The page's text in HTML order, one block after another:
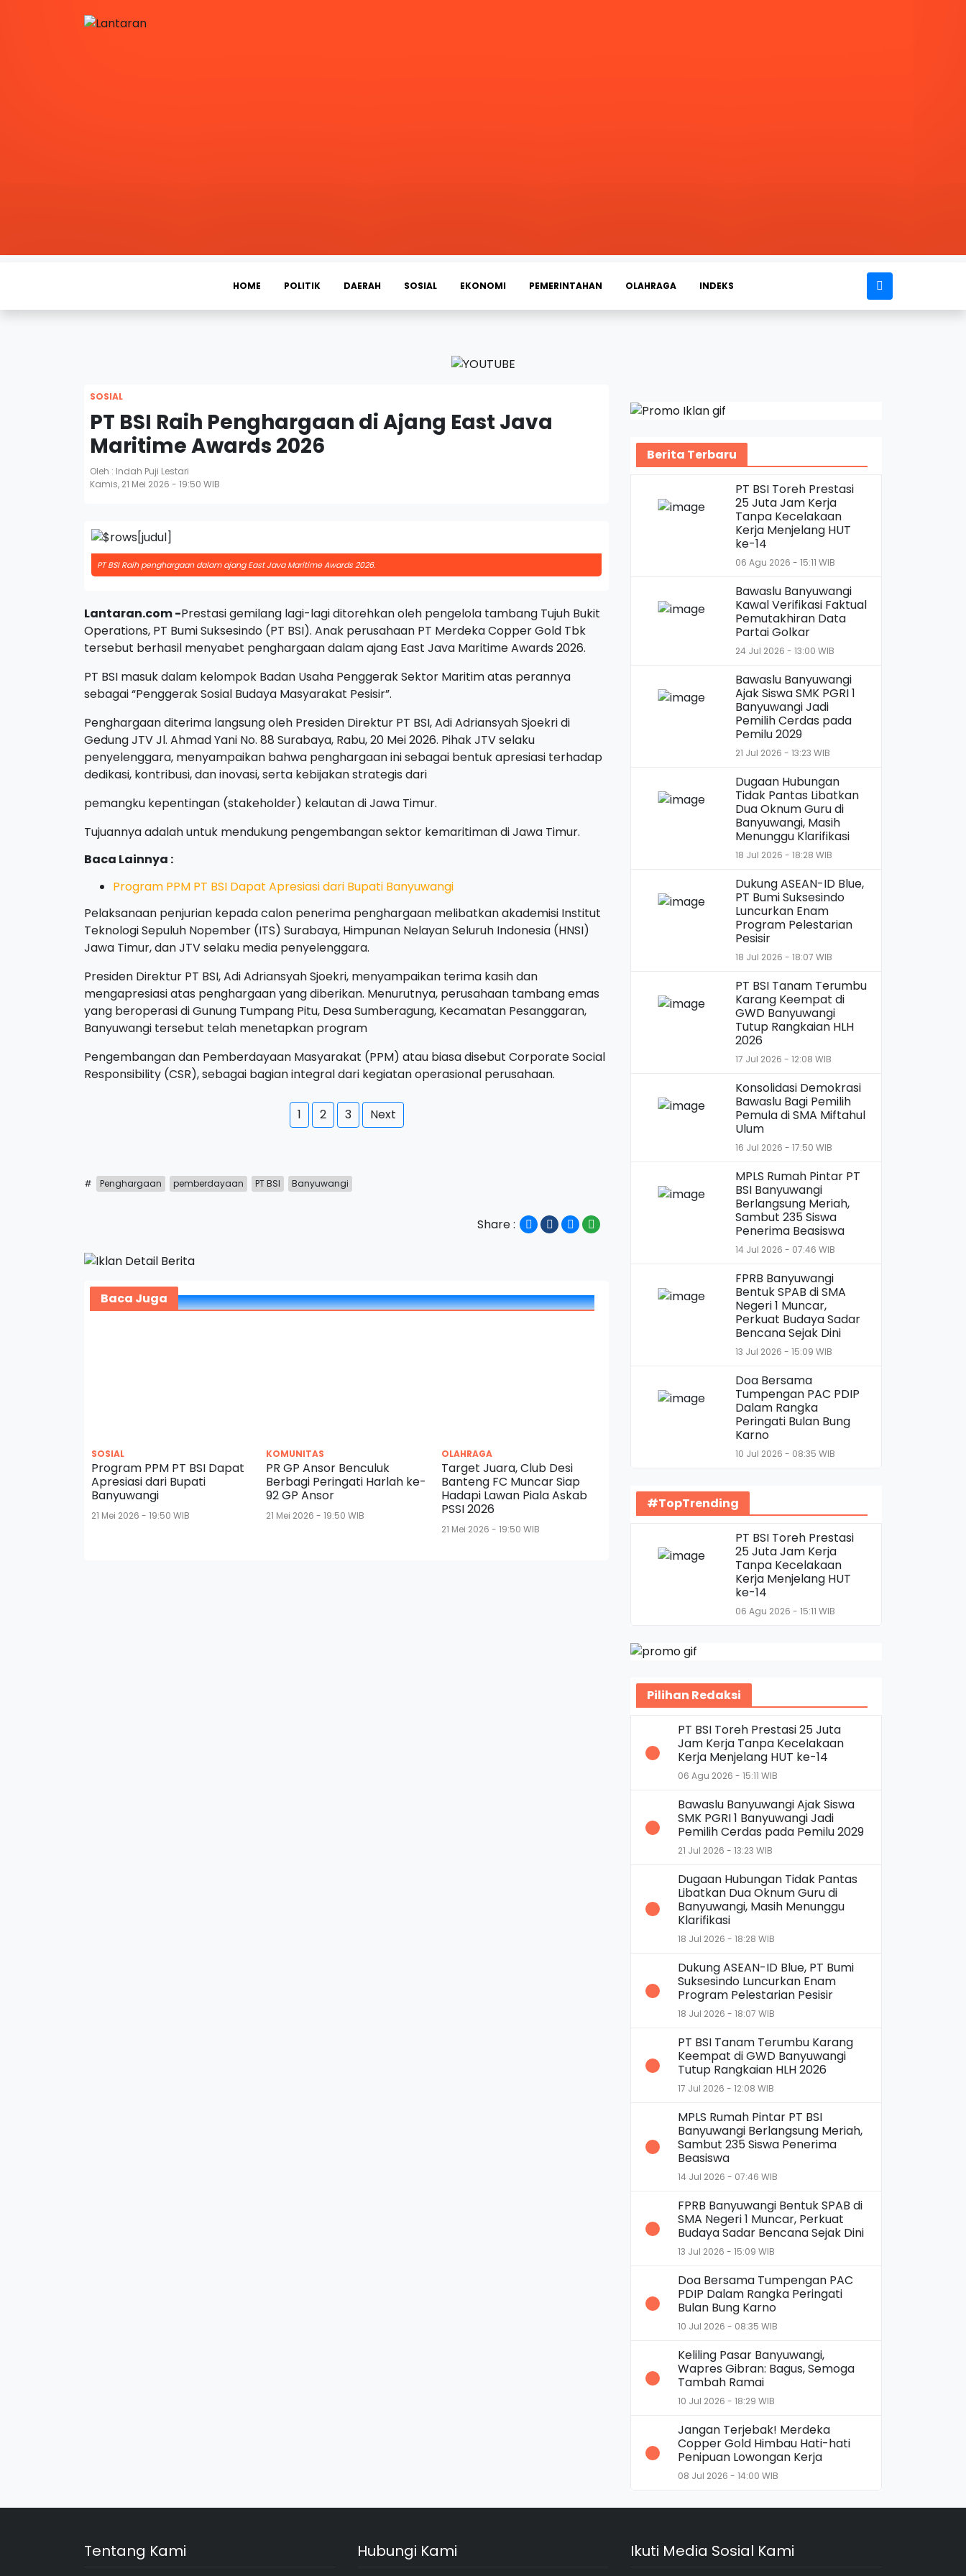
HOME POLITIK DAERAH SOSIAL EKONOMI PEMERINTAHAN OLAHRAGA INDEKS
SOSIAL
PT BSI Raih Penghargaan di Ajang East Java
Maritime Awards 2026
Oleh : Indah Puji Lestari
Kamis, 21 Mei 2026 - 19:50 WIB
PT BSI Raih penghargaan dalam ajang East Java Maritime Awards 2026.
Lantaran.com -Prestasi gemilang lagi-lagi ditorehkan oleh pengelola tambang Tujuh Bukit
Operations, PT Bumi Suksesindo (PT BSI). Anak perusahaan PT Merdeka Copper Gold Tbk
tersebut berhasil menyabet penghargaan dalam ajang East Java Maritime Awards 2026.
PT BSI masuk dalam kelompok Badan Usaha Penggerak Sektor Maritim atas perannya
sebagai “Penggerak Sosial Budaya Masyarakat Pesisir”.
Penghargaan diterima langsung oleh Presiden Direktur PT BSI, Adi Adriansyah Sjoekri di
Gedung JTV Jl. Ahmad Yani No. 88 Surabaya, Rabu, 20 Mei 2026. Pihak JTV selaku
penyelenggara, menyampaikan bahwa penghargaan ini sebagai bentuk apresiasi terhadap
dedikasi, kontribusi, dan inovasi, serta kebijakan strategis dari
pemangku kepentingan (stakeholder) kelautan di Jawa Timur.
Tujuannya adalah untuk mendukung pengembangan sektor kemaritiman di Jawa Timur.
Baca Lainnya :
Program PPM PT BSI Dapat Apresiasi dari Bupati Banyuwangi
Pelaksanaan penjurian kepada calon penerima penghargaan melibatkan akademisi Institut
Teknologi Sepuluh Nopember (ITS) Surabaya, Himpunan Nelayan Seluruh Indonesia (HNSI)
Jawa Timur, dan JTV selaku media penyelenggara.
Presiden Direktur PT BSI, Adi Adriansyah Sjoekri, menyampaikan terima kasih dan
mengapresiasi atas penghargaan yang diberikan. Menurutnya, perusahaan tambang emas
yang beroperasi di Gunung Tumpang Pitu, Desa Sumberagung, Kecamatan Pesanggaran,
Banyuwangi tersebut telah menetapkan program
Pengembangan dan Pemberdayaan Masyarakat (PPM) atau biasa disebut Corporate Social
Responsibility (CSR), sebagai bagian integral dari kegiatan operasional perusahaan.
1 2 3 Next
# Penghargaan pemberdayaan PT BSI Banyuwangi
Share :
Baca Juga
SOSIAL
Program PPM PT BSI Dapat
Apresiasi dari Bupati
Banyuwangi
21 Mei 2026 - 19:50 WIB
KOMUNITAS
PR GP Ansor Benculuk
Berbagi Peringati Harlah ke-
92 GP Ansor
21 Mei 2026 - 19:50 WIB
OLAHRAGA
Target Juara, Club Desi
Banteng FC Muncar Siap
Hadapi Lawan Piala Askab
PSSI 2026
21 Mei 2026 - 19:50 WIB
Berita Terbaru
PT BSI Toreh Prestasi
25 Juta Jam Kerja
Tanpa Kecelakaan
Kerja Menjelang HUT
ke-14
06 Agu 2026 - 15:11 WIB
Bawaslu Banyuwangi
Kawal Verifikasi Faktual
Pemutakhiran Data
Partai Golkar
24 Jul 2026 - 13:00 WIB
Bawaslu Banyuwangi
Ajak Siswa SMK PGRI 1
Banyuwangi Jadi
Pemilih Cerdas pada
Pemilu 2029
21 Jul 2026 - 13:23 WIB
Dugaan Hubungan
Tidak Pantas Libatkan
Dua Oknum Guru di
Banyuwangi, Masih
Menunggu Klarifikasi
18 Jul 2026 - 18:28 WIB
Dukung ASEAN-ID Blue,
PT Bumi Suksesindo
Luncurkan Enam
Program Pelestarian
Pesisir
18 Jul 2026 - 18:07 WIB
PT BSI Tanam Terumbu
Karang Keempat di
GWD Banyuwangi
Tutup Rangkaian HLH
2026
17 Jul 2026 - 12:08 WIB
Konsolidasi Demokrasi
Bawaslu Bagi Pemilih
Pemula di SMA Miftahul
Ulum
16 Jul 2026 - 17:50 WIB
MPLS Rumah Pintar PT
BSI Banyuwangi
Berlangsung Meriah,
Sambut 235 Siswa
Penerima Beasiswa
14 Jul 2026 - 07:46 WIB
FPRB Banyuwangi
Bentuk SPAB di SMA
Negeri 1 Muncar,
Perkuat Budaya Sadar
Bencana Sejak Dini
13 Jul 2026 - 15:09 WIB
Doa Bersama
Tumpengan PAC PDIP
Dalam Rangka
Peringati Bulan Bung
Karno
10 Jul 2026 - 08:35 WIB
#TopTrending
PT BSI Toreh Prestasi
25 Juta Jam Kerja
Tanpa Kecelakaan
Kerja Menjelang HUT
ke-14
06 Agu 2026 - 15:11 WIB
Pilihan Redaksi
PT BSI Toreh Prestasi 25 Juta
Jam Kerja Tanpa Kecelakaan
Kerja Menjelang HUT ke-14
06 Agu 2026 - 15:11 WIB
Bawaslu Banyuwangi Ajak Siswa
SMK PGRI 1 Banyuwangi Jadi
Pemilih Cerdas pada Pemilu 2029
21 Jul 2026 - 13:23 WIB
Dugaan Hubungan Tidak Pantas
Libatkan Dua Oknum Guru di
Banyuwangi, Masih Menunggu
Klarifikasi
18 Jul 2026 - 18:28 WIB
Dukung ASEAN-ID Blue, PT Bumi
Suksesindo Luncurkan Enam
Program Pelestarian Pesisir
18 Jul 2026 - 18:07 WIB
PT BSI Tanam Terumbu Karang
Keempat di GWD Banyuwangi
Tutup Rangkaian HLH 2026
17 Jul 2026 - 12:08 WIB
MPLS Rumah Pintar PT BSI
Banyuwangi Berlangsung Meriah,
Sambut 235 Siswa Penerima
Beasiswa
14 Jul 2026 - 07:46 WIB
FPRB Banyuwangi Bentuk SPAB di
SMA Negeri 1 Muncar, Perkuat
Budaya Sadar Bencana Sejak Dini
13 Jul 2026 - 15:09 WIB
Doa Bersama Tumpengan PAC
PDIP Dalam Rangka Peringati
Bulan Bung Karno
10 Jul 2026 - 08:35 WIB
Keliling Pasar Banyuwangi,
Wapres Gibran: Bagus, Semoga
Tambah Ramai
10 Jul 2026 - 18:29 WIB
Jangan Terjebak! Merdeka
Copper Gold Himbau Hati-hati
Penipuan Lowongan Kerja
08 Jul 2026 - 14:00 WIB
Tentang Kami Hubungi Kami Ikuti Media Sosial Kami